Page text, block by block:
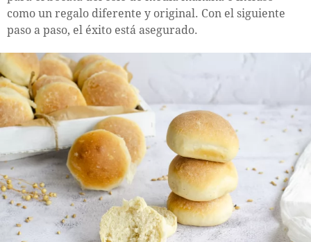
como un regalo diferente y original. Con el siguiente
paso a paso, el éxito está asegurado.